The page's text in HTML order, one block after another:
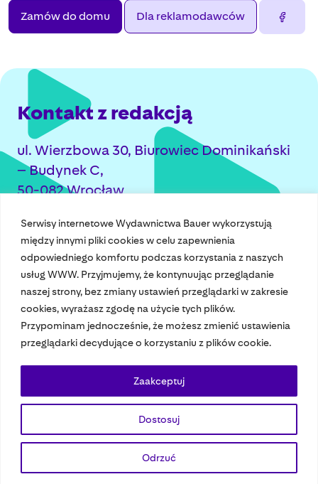
Serwisy internetowe Wydawnictwa Bauer wykorzystują
między innymi pliki cookies w celu zapewnienia
odpowiedniego komfortu podczas korzystania z naszych
usług WWW. Przyjmujemy, że kontynuując przeglądanie
naszej strony, bez zmiany ustawień przeglądarki w zakresie
cookies, wyrażasz zgodę na użycie tych plików.
Przypominam jednocześnie, że możesz zmienić ustawienia
przeglądarki decydujące o korzystaniu z plików cookie.
Dostosuj
Odrzuć
Zaakceptuj
Zamów do domu Dla reklamodawców
Kontakt z redakcją
ul. Wierzbowa 30, Biurowiec Dominikański
– Budynek C,
50-082 Wrocław
Nasze czasopisma
Nasze strony
© 2023 Bauer Media Group, All Rights Reserved.
Polityka prywatnościDane osoboweWydawca EMFASpeak Up